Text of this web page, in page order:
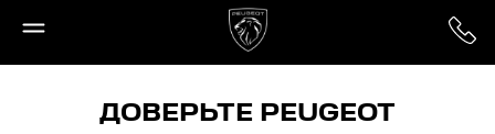
ДОВЕРЬТЕ PEUGEOT